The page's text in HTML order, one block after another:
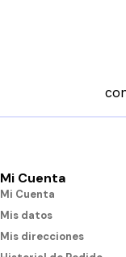
Mi Cuenta
Mi Cuenta
Mis datos
Mis direcciones